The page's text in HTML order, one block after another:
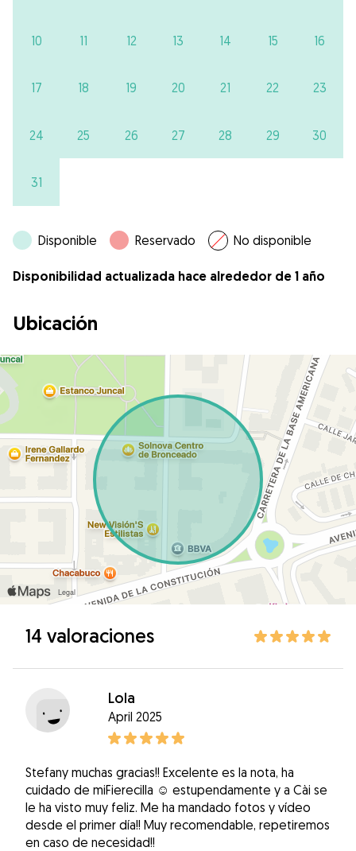
10 11 12 13 14 15 16
17 18 19 20 21 22 23
24 25 26 27 28 29 30
31
Disponible Reservado No disponible
Disponibilidad actualizada hace alrededor de 1 año
Ubicación
14 valoraciones
Lola
April 2025
Stefany muchas gracias!! Excelente es la nota, ha
cuidado de miFierecilla ☺️ estupendamente y a Cài se
le ha visto muy feliz. Me ha mandado fotos y vídeo
desde el primer día!! Muy recomendable, repetiremos
en caso de necesidad!!